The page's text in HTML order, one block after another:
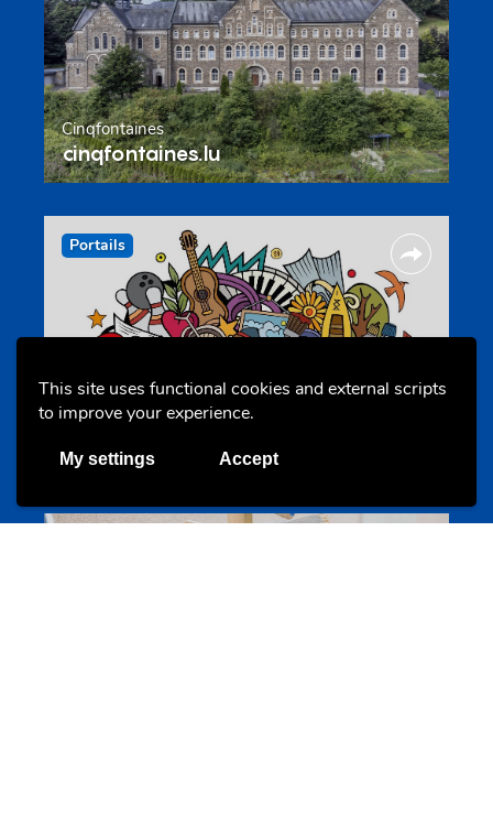
This site uses functional cookies and external scripts
to improve your experience.
My settings Accept
Cinqfontaines
cinqfontaines.lu
Portails
Annuaire d’activités pour jeunes
echwellechkann.lu